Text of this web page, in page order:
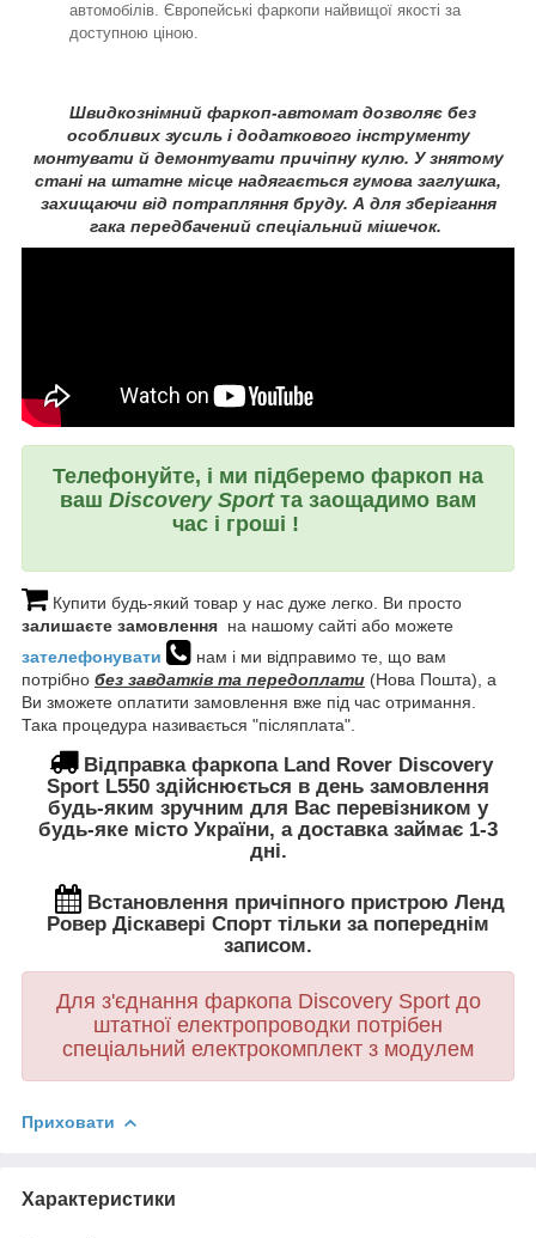
автомобілів. Європейські фаркопи найвищої якості за
доступною ціною.
Швидкознімний фаркоп-автомат дозволяє без
особливих зусиль і додаткового інструменту
монтувати й демонтувати причіпну кулю. У знятому
стані на штатне місце надягається гумова заглушка,
захищаючи від потрапляння бруду. А для зберігання
гака передбачений спеціальний мішечок.
Телефонуйте, і ми підберемо фаркоп на
ваш Discovery Sport та заощадимо вам
час і гроші !
Купити будь-який товар у нас дуже легко. Ви просто
залишаєте замовлення на нашому сайті або можете
зателефонувати
нам і ми відправимо те, що вам
потрібно без завдатків та передоплати (Нова Пошта), а
Ви зможете оплатити замовлення вже під час отримання.
Така процедура називається "післяплата".
Відправка фаркопа Land Rover Discovery
Sport L550 здійснюється в день замовлення
будь-яким зручним для Вас перевізником у
будь-яке місто України, а доставка займає 1-3
дні.
Встановлення причіпного пристрою Ленд
Ровер Діскавері Спорт тільки за попереднім
записом.
Для з'єднання фаркопа Discovery Sportдо
штатної електропроводки потрібен
спеціальний електрокомплект з модулем
Приховати
Характеристики